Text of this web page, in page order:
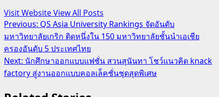
Visit WebsiteView All Posts
Post
navigation
Previous: QS Asia University Rankings จัดอันดับ
มหาวิทยาลัยเกริก ติดหนึ่งใน 150 มหาวิทยาลัยชั้นนำเอเชีย
ครองอันดับ 5 ประเทศไทย
Next: นักศึกษาออกแบบแฟชั่น สวนสุนันทา โชว์แนวคิด knack
factory สู่งานออกแบบคอลเล็คชั่นชุดสุดพิเศษ